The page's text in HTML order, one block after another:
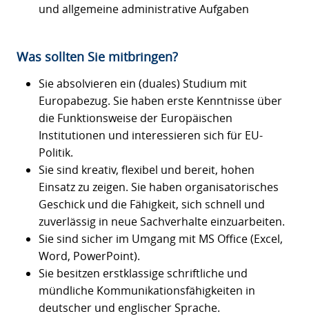
und allgemeine administrative Aufgaben
Was sollten Sie mitbringen?
Sie absolvieren ein (duales) Studium mit
Europabezug. Sie haben erste Kenntnisse über
die Funktionsweise der Europäischen
Institutionen und interessieren sich für EU-
Politik.
Sie sind kreativ, flexibel und bereit, hohen
Einsatz zu zeigen. Sie haben organisatorisches
Geschick und die Fähigkeit, sich schnell und
zuverlässig in neue Sachverhalte einzuarbeiten.
Sie sind sicher im Umgang mit MS Office (Excel,
Word, PowerPoint).
Sie besitzen erstklassige schriftliche und
mündliche Kommunikationsfähigkeiten in
deutscher und englischer Sprache.